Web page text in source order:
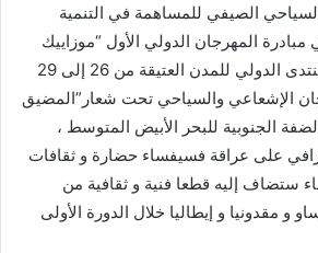
الصيفي للمساهمة في التنمية
مبادرة المهرجان الدولي الأول “موزاييك
المضيق” بتزامن مع المنتدى الدولي للمدن العتيقة من 26 إلى 29
المهرجان الإشعاعي والسياحي تحت شعار”المضيق
الجنوبية للبحر الأبيض المتوسط ،
على عراقة فسيفساء حضارة و ثقافات
ستضاف إليه قطعا فنية و ثقافية من
و مقدونيا و إيطاليا خلال الدورة الأولى